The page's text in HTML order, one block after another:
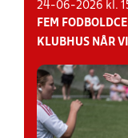
24-06-2026 kl.
FEM
KLUBHUS NÅR